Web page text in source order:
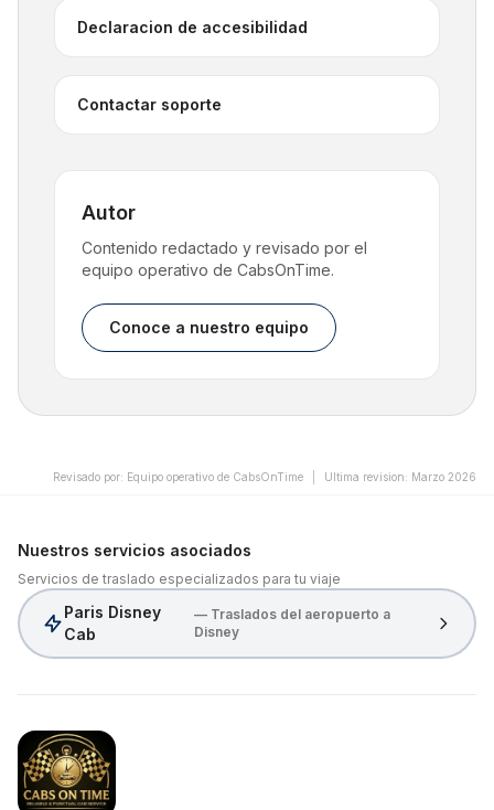
Declaracion de accesibilidad
Contactar soporte
Autor
Contenido redactado y revisado por el
equipo operativo de CabsOnTime.
Conoce a nuestro equipo
Revisado por: Equipo operativo de CabsOnTime Ultima revision: Marzo 2026
Nuestros servicios asociados
Servicios de traslado especializados para tu viaje
Paris Disney
Cab
— Traslados del aeropuerto a
Disney
CabsOnTime